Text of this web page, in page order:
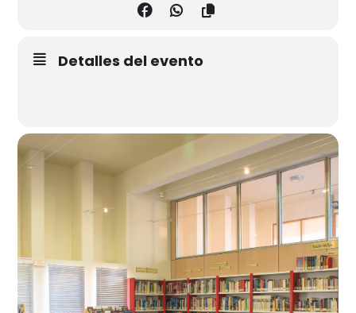
Detalles del evento